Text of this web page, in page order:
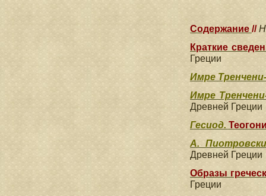
Содержание //
Краткие
Греции
Имре
Имре
Древней Греции
Гесиод.
А.
Древней Греции
Образы
Греции